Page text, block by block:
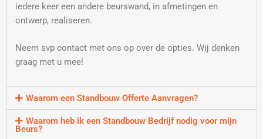
iedere keer een andere beurswand, in afmetingen en
ontwerp, realiseren.
Neem svp contact met ons op over de opties. Wij denken
graag met u mee!
Waarom een Standbouw Offerte Aanvragen?
Waarom heb ik een Standbouw Bedrijf nodig voor mijn
Beurs?